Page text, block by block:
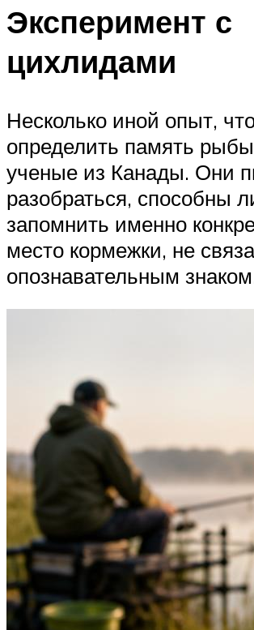
Эксперимент с
цихлидами
Несколько иной опыт,
определить память
ученые из Канады. Они
разобраться, способны
запомнить именно
место кормежки, не
опознавательным